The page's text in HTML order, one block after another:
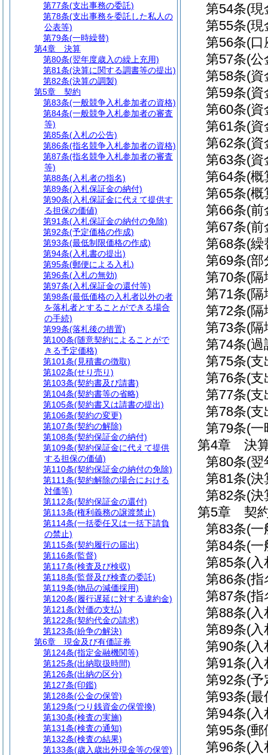
第54条(現
第55条(現
第56条(口
第57条(公
第58条(資
第59条(資
第60条(資
第61条(資
第62条(資
第63条(資
第64条(概
第65条(概
第66条(前
第67条(前
第68条(繰
第69条(部
第70条(隔
第71条(隔
第72条(隔
第73条(隔
第74条(過
第75条(支
第76条(支
第77条(支
第78条(支
第79条(一
第4章
決
第80条(翌
第81条(決
第82条(決
第5章
契
第83条(一
第84条(一
第85条(入
第86条(指
第87条(指
第88条(入
第89条(入
第90条(入
第91条(入
第92条(予
第93条(最
第94条(入
第95条(郵
第96条(入
第77条(支出事務の委託)
第78条(支出事務を委託した私人の
公表等)
第79条(一時繰替)
第4章
決算
第80条(翌年度歳入の繰上充用)
第81条(決算に関する調書等の提出)
第82条(決算の調製)
第5章
契約
第83条(一般競争入札参加者の資格)
第84条(一般競争入札参加者の審査
等)
第85条(入札の公告)
第86条(指名競争入札参加者の資格)
第87条(指名競争入札参加者の審査
等)
第88条(入札者の指名)
第89条(入札保証金の納付)
第90条(入札保証金に代えて提供す
る担保の価値)
第91条(入札保証金の納付の免除)
第92条(予定価格の作成)
第93条(最低制限価格の作成)
第94条(入札書の提出)
第95条(郵便による入札)
第96条(入札の無効)
第97条(入札保証金の還付等)
第98条(最低価格の入札者以外の者
を落札者とすることができる場合
の手続)
第99条(落札後の措置)
第100条(随意契約によることがで
きる予定価格)
第101条(見積書の徴取)
第102条(せり売り)
第103条(契約書及び請書)
第104条(契約書等の省略)
第105条(契約書又は請書の提出)
第106条(契約の変更)
第107条(契約の解除)
第108条(契約保証金の納付)
第109条(契約保証金に代えて提供
する担保の価値)
第110条(契約保証金の納付の免除)
第111条(契約解除の場合における
対価等)
第112条(契約保証金の還付)
第113条(権利義務の譲渡禁止)
第114条(一括委任又は一括下請負
の禁止)
第115条(契約履行の届出)
第116条(監督)
第117条(検査及び検収)
第118条(監督及び検査の委託)
第119条(物品の減価採用)
第120条(履行遅延に対する違約金)
第121条(対価の支払)
第122条(契約代金の請求)
第123条(紛争の解決)
第6章
現金及び有価証券
第124条(指定金融機関等)
第125条(出納取扱時間)
第126条(出納の区分)
第127条(印鑑)
第128条(公金の保管)
第129条(つり銭資金の保管換)
第130条(検査の実施)
第131条(検査の通知)
第132条(検査の結果)
第133条(歳入歳出外現金等の保管)